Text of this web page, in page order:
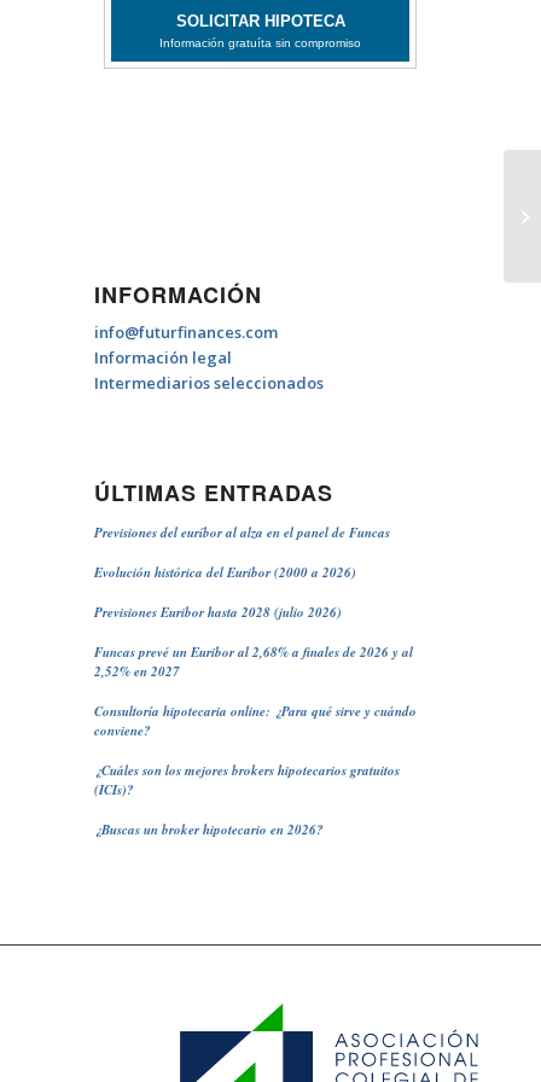
INFORMACIÓN
info@futurfinances.com
Información legal
Intermediarios seleccionados
ÚLTIMAS ENTRADAS
Previsiones del euríbor al alza en el panel de Funcas
Evolución histórica del Euribor (2000 a 2026)
Previsiones Euribor hasta 2028 (julio 2026)
Funcas prevé un Euribor al 2,68% a finales de 2026 y al
2,52% en 2027
Consultoría hipotecaria online: ¿Para qué sirve y cuándo
conviene?
¿Cuáles son los mejores brokers hipotecarios gratuitos
(ICIs)?
¿Buscas un broker hipotecario en 2026?